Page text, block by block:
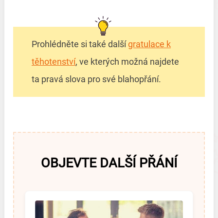
Prohlédněte si také dalšígratulace k
těhotenství, ve kterých možná najdete
ta pravá slova pro své blahopřání.
OBJEVTE DALŠÍ PŘÁNÍ